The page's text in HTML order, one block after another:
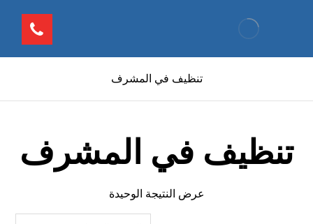
تنظيف في المشرف
تنظيف في المشرف
عرض النتيجة الوحيدة